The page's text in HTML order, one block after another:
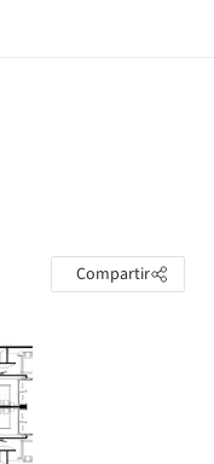
Compartir